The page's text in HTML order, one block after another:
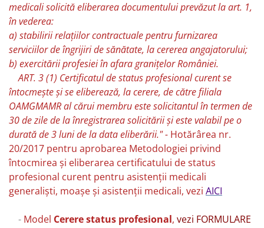
medicali solicită eliberarea documentului prevăzut la art. 1,
în vederea:
a) stabilirii relaţiilor contractuale pentru furnizarea
serviciilor de îngrijiri de sănătate, la cererea angajatorului;
b) exercitării profesiei în afara graniţelor României.
ART. 3 (1) Certificatul de status profesional curent se
întocmeşte şi se eliberează, la cerere, de către filiala
OAMGMAMR al cărui membru este solicitantul în termen de
30 de zile de la înregistrarea solicitării şi este valabil pe o
durată de 3 luni de la data eliberării." - Hotărârea nr.
20/2017 pentru aprobarea Metodologiei privind
întocmirea şi eliberarea certificatului de status
profesional curent pentru asistenţii medicali
generalişti, moaşe şi asistenţii medicali, vezi AICI
- Model Cerere status profesional, vezi FORMULARE